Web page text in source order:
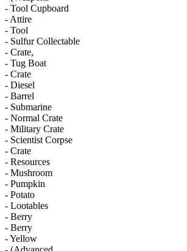
- Tool Cupboard
- Attire
- Tool
- Sulfur Collectable
- Crate,
- Tug Boat
- Crate
- Diesel
- Barrel
- Submarine
- Normal Crate
- Military Crate
- Scientist Corpse
- Crate
- Resources
- Mushroom
- Pumpkin
- Potato
- Lootables
- Berry
- Berry
- Yellow